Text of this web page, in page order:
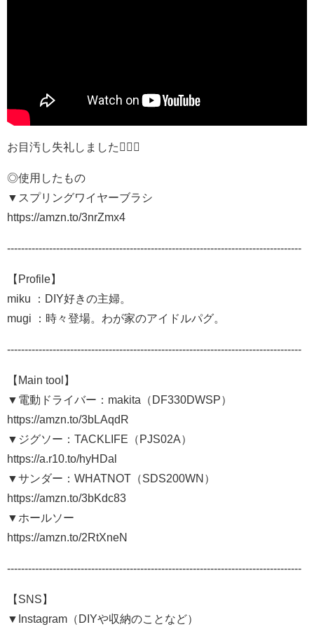
お目汚し失礼しました🙇🏻‍♀️
◎使用したもの
▼スプリングワイヤーブラシ
https://amzn.to/3nrZmx4
------------------------------------------------------------------------------------
【Profile】
miku ：DIY好きの主婦。
mugi ：時々登場。わが家のアイドルパグ。
------------------------------------------------------------------------------------
【Main tool】
▼電動ドライバー：makita（DF330DWSP）
https://amzn.to/3bLAqdR
▼ジグソー：TACKLIFE（PJS02A）
https://a.r10.to/hyHDal
▼サンダー：WHATNOT（SDS200WN）
https://amzn.to/3bKdc83
▼ホールソー
https://amzn.to/2RtXneN
------------------------------------------------------------------------------------
【SNS】
▼Instagram（DIYや収納のことなど）